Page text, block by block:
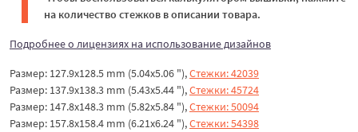
на количество стежков в описании товара.
Подробнее о лицензиях на использование дизайнов
Размер: 127.9x128.5 mm (5.04x5.06 "),Стежки: 42039
Размер: 137.9x138.3 mm (5.43x5.44 "),Стежки: 45724
Размер: 147.8x148.3 mm (5.82x5.84 "),Стежки: 50094
Размер: 157.8x158.4 mm (6.21x6.24 "),Стежки: 54398